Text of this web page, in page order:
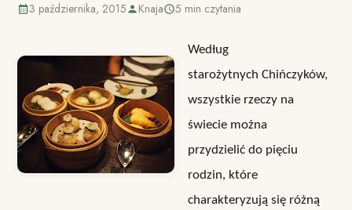
3 października, 2015 Knaja 5 min czytania
Według
starożytnych Chińczyków,
wszystkie rzeczy na
świecie można
przydzielić do pięciu
rodzin, które
charakteryzują się różną